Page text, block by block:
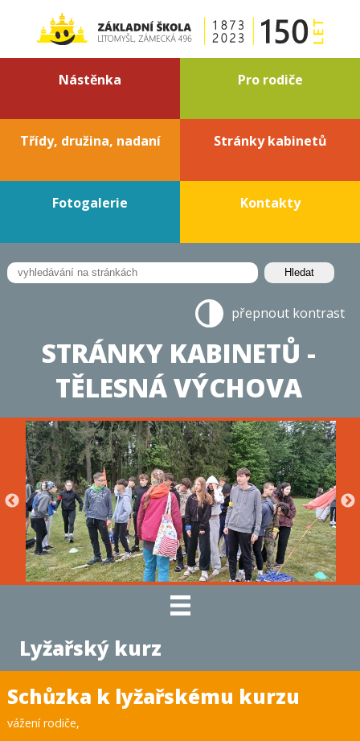
Nástěnka Pro rodiče
Třídy, družina, nadaní Stránky kabinetů
Fotogalerie Kontakty
přepnout kontrast
STRÁNKY KABINETŮ -
TĚLESNÁ VÝCHOVA
Lyžařský kurz
Schůzka k lyžařskému kurzu
vážení rodiče,